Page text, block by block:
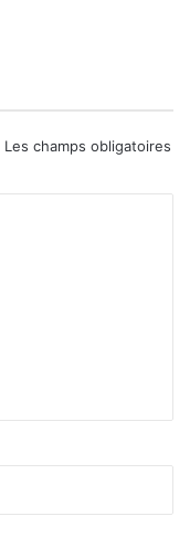
Les champs obligatoires